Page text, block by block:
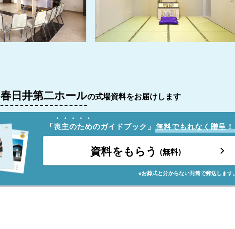
春日井第二ホールの式場資料をお届けします
「喪主のためのガイドブック」 無料でもれなく贈呈！
資料をもらう (無料)
※お葬式と分からない封筒で郵送します。